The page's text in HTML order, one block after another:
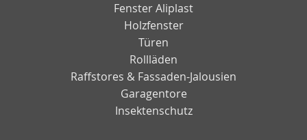
Fenster Aliplast
Holzfenster
Türen
Rollläden
Raffstores & Fassaden-Jalousien
Garagentore
Insektenschutz